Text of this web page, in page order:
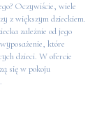
Oczywiście, wiele
z większym dzieckiem.
zależnie od jego
które
dzieci. W ofercie
się w pokoju